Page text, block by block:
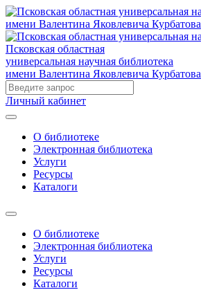
Псковская областная
универсальная научная библиотека
имени Валентина Яковлевича Курбатова
Личный кабинет
О библиотеке
Электронная библиотека
Услуги
Ресурсы
Каталоги
О библиотеке
Электронная библиотека
Услуги
Ресурсы
Каталоги